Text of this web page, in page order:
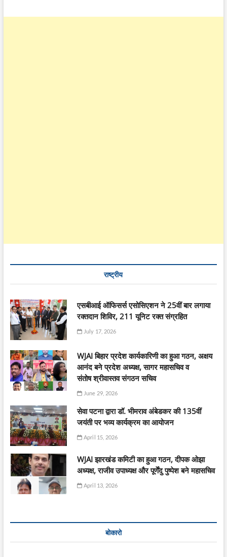
राष्ट्रीय
एसबीआई ऑफिसर्स एसोसिएशन ने 25वीं बार लगाया
रक्तदान शिविर, 211 यूनिट रक्त संग्रहित
July 17, 2026
WJAI बिहार प्रदेश कार्यकारिणी का हुआ गठन, अक्षय
आनंद बने प्रदेश अध्यक्ष, सागर महासचिव व
संतोष श्रीवास्तव संगठन सचिव
June 29, 2026
सेवा पटना द्वारा डॉ. भीमराव अंबेडकर की 135वीं
जयंती पर भव्य कार्यक्रम का आयोजन
April 15, 2026
WJAI झारखंड कमिटी का हुआ गठन, दीपक ओझा
अध्यक्ष, राजीव उपाध्यक्ष और पूर्णेंदु पुष्पेश बने महासचिव
April 13, 2026
बोकारो